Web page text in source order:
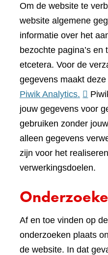
Om de website te
website algemene
informatie over het
bezochte pagina’s
etcetera. Voor de
gegevens maakt
Piwik Analytics.
naar
een
andere
jouw gegevens voor
gebruiken zonder
alleen gegevens
zijn voor het
verwerkingsdoelen.
Af en toe vinden op
onderzoeken plaats
de website. In dat